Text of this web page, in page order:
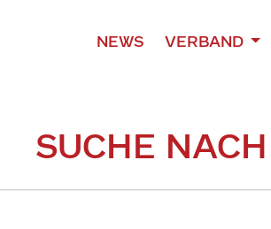
NEWS VERBAND
SUCHE